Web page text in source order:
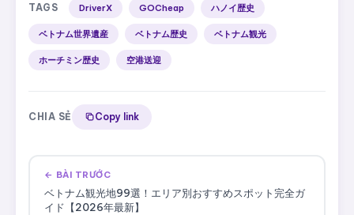
TAGS DriverX GOCheap ハノイ歴史
ベトナム世界遺産 ベトナム歴史 ベトナム観光
ホーチミン歴史 空港送迎
CHIA SẺ Copy link
← BÀI TRƯỚC
ベトナム観光地99選！エリア別おすすめスポット完全ガ
イド【2026年最新】